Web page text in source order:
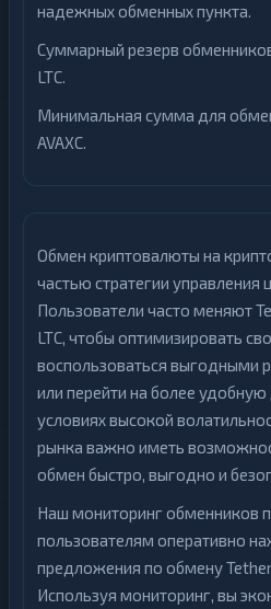
надежных обменных пункта.
Суммарный резерв
LTC.
Минимальная сумма для
AVAXC.
Обмен криптовалюты на
частью стратегии
Пользователи часто меняют
LTC, чтобы оптимизировать
воспользоваться выгодными
или перейти на более
условиях высокой
рынка важно иметь
обмен быстро, выгодно и
Наш мониторинг обменников
пользователям оперативно
предложения по обмену
Используя мониторинг, вы